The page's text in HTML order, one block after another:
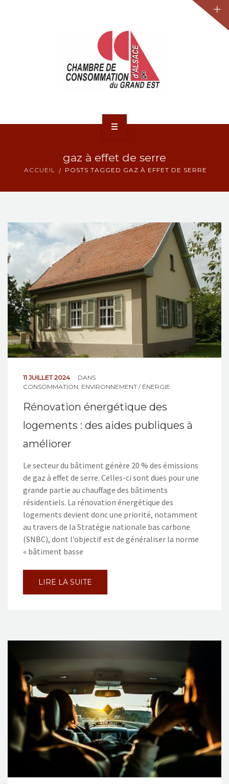
NOS ACTIONS
gaz à effet de serre
ACCUEIL POSTS TAGGED GAZ À EFFET DE SERRE
11 JUILLET 2024
DANS
CONSOMMATION ENVIRONNEMENT / ÉNERGIE
Rénovation énergétique des
logements : des aides publiques à
améliorer
Le secteur du bâtiment génère 20 % des émissions
de gaz à effet de serre. Celles-ci sont dues pour une
grande partie au chauffage des bâtiments
résidentiels. La rénovation énergétique des
logements devient donc une priorité, notamment
au travers de la Stratégie nationale bas carbone
(SNBC), dont l’objectif est de généraliser la norme
« bâtiment basse
LIRE LA SUITE